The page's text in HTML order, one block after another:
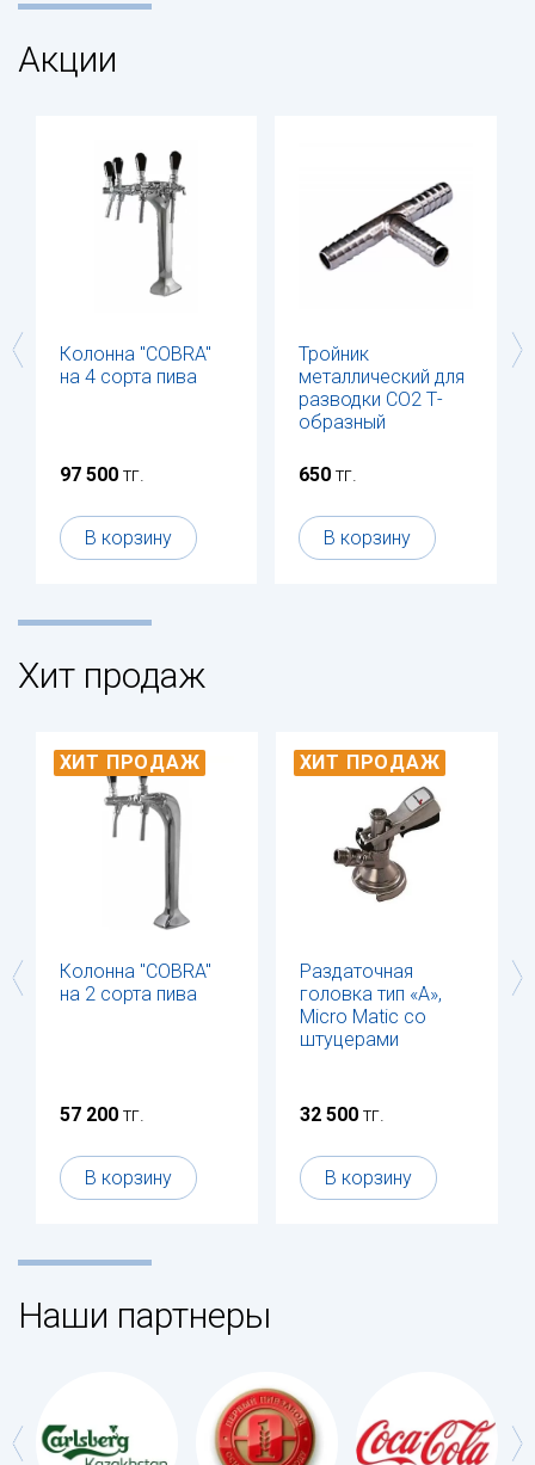
Акции
Колонна "COBRA"
на 4 сорта пива
97 500тг.
В корзину
Тройник
металлический для
разводки СО2 Т-
образный
650 тг.
В корзину
Хит продаж
ХИТ ПРОДАЖ
Колонна "COBRA"
на 2 сорта пива
57 200 тг.
В корзину
ХИТ ПРОДАЖ
Раздаточная
головка тип «А»,
Micro Matic со
штуцерами
32 500 тг.
В корзину
Наши партнеры